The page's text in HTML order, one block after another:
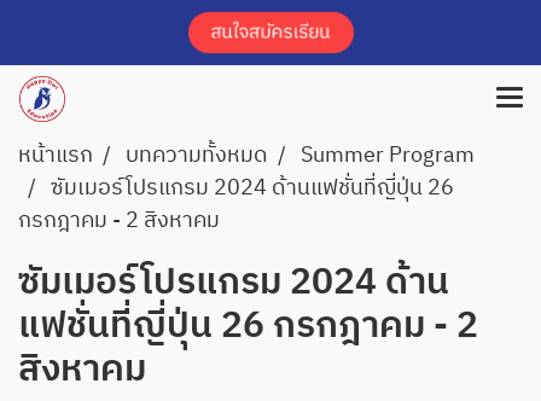
หน้าแรก บทความทั้งหมด
Summer Program
ซัมเมอร์โปรแกรม 2024 ด้านแฟชั่นที่ญี่ปุ่น 26
กรกฎาคม - 2 สิงหาคม
ซัมเมอร์โปรแกรม 2024 ด้าน
แฟชั่นที่ญี่ปุ่น 26 กรกฎาคม - 2
สิงหาคม